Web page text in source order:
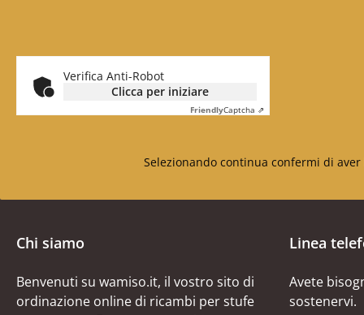
Verifica Anti-Robot
Clicca per iniziare
FriendlyCaptcha ⇗
Selezionando continua confermi di
Chi siamo
Benvenuti su wamiso.it, il vostro sito di
ordinazione online di ricambi per stufe
Linea
Avete
sostenervi.